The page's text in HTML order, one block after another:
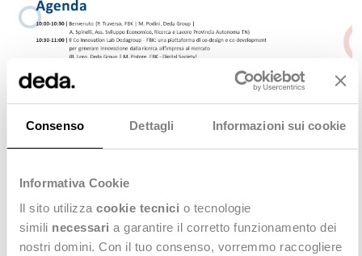
Consenso Dettagli Informazioni sui cookie
Informativa Cookie
Il sito utilizza cookie tecnici o tecnologie
simili necessari a garantire il corretto funzionamento dei
nostri domini. Con il tuo consenso, vorremmo raccogliere